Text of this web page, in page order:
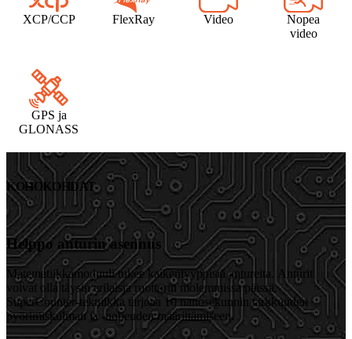
XCP/CCP FlexRay Video
Nopea
video
GPS ja
GLONASS
KOHOKOHDAT
Helppo anturin asennus
Matematiikkamoduuli tukee kaikentyyppisiä antureita. Anturit
voivat olla täysin erilaisia roottorin molemmissa päissä.
SuperCounter-tekniikka tarjoaa 10 nanosekunnin tarkkuuden
pyörimiskulman ja -nopeuden määrittämiseen.